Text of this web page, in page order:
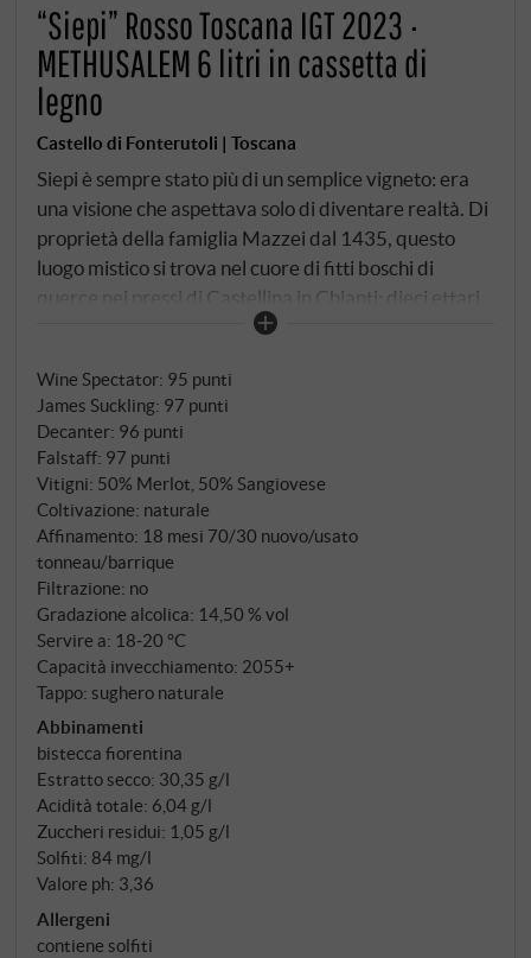
“Siepi” Rosso Toscana IGT 2023 ·
METHUSALEM 6 litri in cassetta di
legno
Castello di Fonterutoli | Toscana
Siepi è sempre stato più di un semplice vigneto: era
una visione che aspettava solo di diventare realtà. Di
proprietà della famiglia Mazzei dal 1435, questo
luogo mistico si trova nel cuore di fitti boschi di
querce nei pressi di Castellina in Chianti: dieci ettari
di pura magia su terreni di alberese, già apprezzati
paradossalmente, con una delle annate più
impegnative del recente passato. Un inverno mite
con scarse precipitazioni, una primavera piovosa che
ha messo a dura prova i viticoltori dei Mazzei.
Eppure, o forse proprio per questo, è nato un vino che
incarna in modo impressionante la filosofia della
casa: "I grandi vigneti brillano nelle annate difficili".
Wine Spectator: 95 punti
James Suckling: 97 punti
Decanter: 96 punti
Falstaff: 97 punti
Vitigni: 50% Merlot, 50% Sangiovese
Coltivazione: naturale
Affinamento: 18 mesi 70/30 nuovo/usato
tonneau/barrique
Filtrazione: no
Gradazione alcolica: 14,50 % vol
Servire a: 18‑20 °C
Capacità invecchiamento: 2055+
Tappo: sughero naturale
Abbinamenti
bistecca fiorentina
Estratto secco: 30,35 g/l
Acidità totale: 6,04 g/l
Zuccheri residui: 1,05 g/l
Solfiti: 84 mg/l
Valore ph: 3,36
Allergeni
contiene solfiti